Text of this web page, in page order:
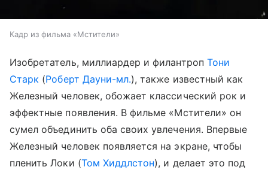
Кадр из фильма «Мстители»
Изобретатель, миллиардер и филантроп Тони
Старк (Роберт Дауни-мл.), также известный как
Железный человек, обожает классический рок и
эффектные появления. В фильме «Мстители» он
сумел объединить оба своих увлечения. Впервые
Железный человек появляется на экране, чтобы
пленить Локи (Том Хиддлстон), и делает это под